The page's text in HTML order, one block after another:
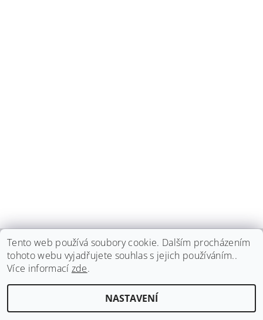
haspadent.cz
HASPA dent, spol. s r.o., všechna práva vyhrazena
cookies
Tento web používá soubory cookie. Dalším procházením
tohoto webu vyjadřujete souhlas s jejich používáním..
Více informací zde.
NASTAVENÍ